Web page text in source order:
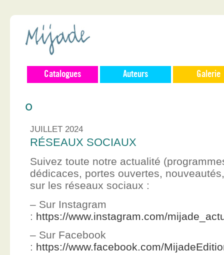
Catalogues Auteurs Galerie
0
JUILLET 2024
RÉSEAUX SOCIAUX
Suivez toute notre actualité
dédicaces, portes ouvertes,
sur les réseaux sociaux :
– Sur Instagram
: https://www.instagram.com/
– Sur Facebook
: https://www.facebook.com/